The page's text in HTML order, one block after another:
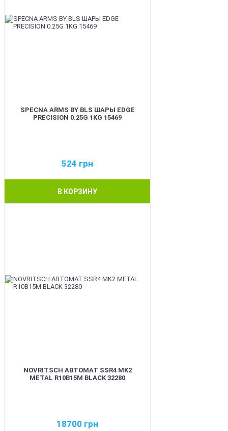
SPECNA ARMS BY BLS ШАРЫ EDGE
PRECISION 0.25G 1KG 15469
524 грн
В КОРЗИНУ
NOVRITSCH АВТОМАТ SSR4 MK2
METAL R10B15M BLACK 32280
18700 грн